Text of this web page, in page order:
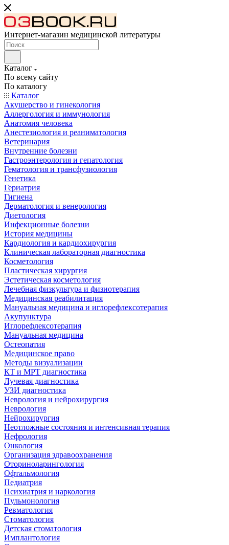
Интернет-магазин медицинской литературы
Каталог
По всему сайту
По каталогу
Каталог
Акушерство и гинекология
Аллергология и иммунология
Анатомия человека
Анестезиология и реаниматология
Ветеринария
Внутренние болезни
Гастроэнтерология и гепатология
Гематология и трансфузиология
Генетика
Гериатрия
Гигиена
Дерматология и венерология
Диетология
Инфекционные болезни
История медицины
Кардиология и кардиохирургия
Клиническая лабораторная диагностика
Косметология
Пластическая хирургия
Эстетическая косметология
Лечебная физкультура и физиотерапия
Медицинская реабилитация
Мануальная медицина и иглорефлексотерапия
Акупунктура
Иглорефлексотерапия
Мануальная медицина
Остеопатия
Медицинское право
Методы визуализации
КТ и МРТ диагностика
Лучевая диагностика
УЗИ диагностика
Неврология и нейрохирургия
Неврология
Нейрохирургия
Неотложные состояния и интенсивная терапия
Нефрология
Онкология
Организация здравоохранения
Оториноларингология
Офтальмология
Педиатрия
Психиатрия и наркология
Пульмонология
Ревматология
Стоматология
Детская стоматология
Имплантология